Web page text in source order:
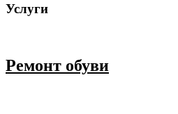
Услуги
Ремонт обуви